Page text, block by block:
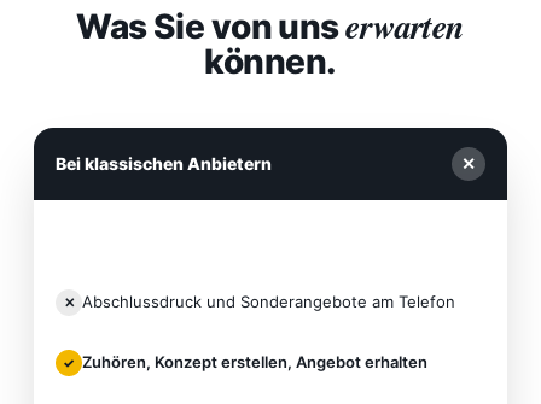
Was Sie von unserwarten
können.
Bei klassischen Anbietern ✕
✕ Abschlussdruck und Sonderangebote am Telefon
✓ Zuhören, Konzept erstellen, Angebot erhalten